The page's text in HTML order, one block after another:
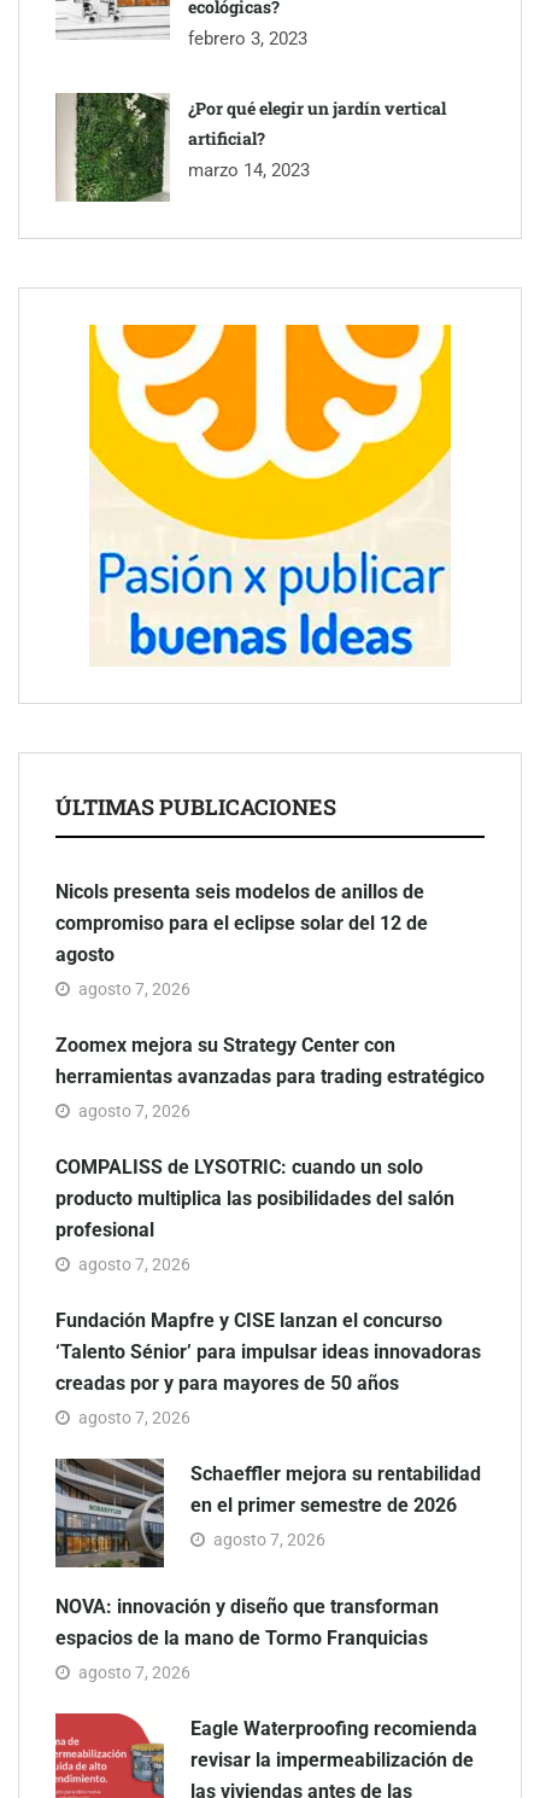
ecológicas?
febrero 3, 2023
¿Por qué elegir un jardín vertical
artificial?
marzo 14, 2023
ÚLTIMAS PUBLICACIONES
Nicols presenta seis modelos de anillos de
compromiso para el eclipse solar del 12 de
agosto
agosto 7, 2026
Zoomex mejora su Strategy Center con
herramientas avanzadas para trading estratégico
agosto 7, 2026
COMPALISS de LYSOTRIC: cuando un solo
producto multiplica las posibilidades del salón
profesional
agosto 7, 2026
Fundación Mapfre y CISE lanzan el concurso
‘Talento Sénior’ para impulsar ideas innovadoras
creadas por y para mayores de 50 años
agosto 7, 2026
Schaeffler mejora su rentabilidad
en el primer semestre de 2026
agosto 7, 2026
NOVA: innovación y diseño que transforman
espacios de la mano de Tormo Franquicias
agosto 7, 2026
Eagle Waterproofing recomienda
revisar la impermeabilización de
las viviendas antes de las